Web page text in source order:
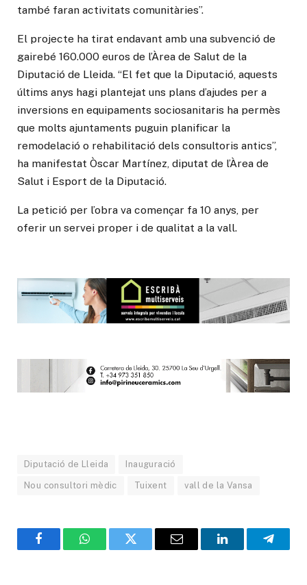
també faran activitats comunitàries”.
El projecte ha tirat endavant amb una subvenció de
gairebé 160.000 euros de l’Àrea de Salut de la
Diputació de Lleida. “El fet que la Diputació, aquests
últims anys hagi plantejat uns plans d’ajudes per a
inversions en equipaments sociosanitaris ha permès
que molts ajuntaments puguin planificar la
remodelació o rehabilitació dels consultoris antics”,
ha manifestat Òscar Martínez, diputat de l’Àrea de
Salut i Esport de la Diputació.
La petició per l’obra va començar fa 10 anys, per
oferir un servei proper i de qualitat a la vall.
Diputació de Lleida Inauguració
Nou consultori mèdic Tuixent vall de la Vansa
FacebookWhatsAppTwitter Email LinkedIn